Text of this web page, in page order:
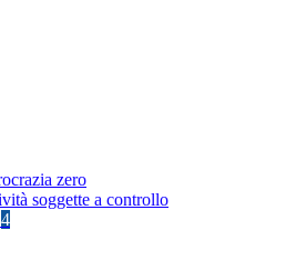
zero
soggette a controllo
4